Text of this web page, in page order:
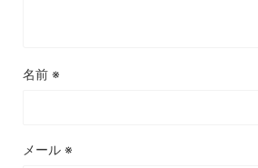
名前 ※
メール ※